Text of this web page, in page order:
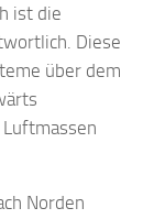
ist die
Diese
über dem
Norden